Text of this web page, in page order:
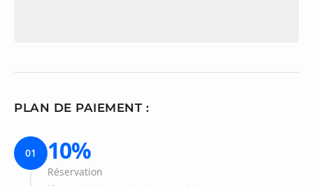
PLAN DE PAIEMENT :
01 10%
Réservation